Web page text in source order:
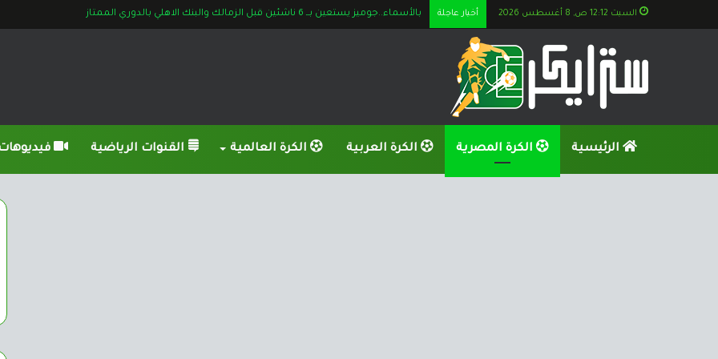
السبت 12:12 ص, 8 أغسطس 2026 أخبار عاجلة الكشف عن تطورات إصابة شيكابالا وأوباما قبل لقاء البنك
الرئيسية الكرة المصرية الكرة العربية الكرة العالمية القنوات الرياضية